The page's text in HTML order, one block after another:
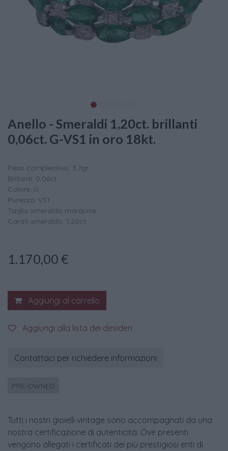
Anello - Smeraldi 1,20ct. brillanti
0,06ct. G-VS1 in oro 18kt.
Peso complessivo: 3,7gr
Brillanti: 0,06ct.
Colore: G
Purezza: VS1
Taglio smeraldo marquise
Carati smeraldo: 1,20ct.
1.170,00 €
Aggiungi al carrello
Aggiungi alla lista dei desideri
Contattaci per richiedere informazioni
PRE-OWNED
Tutti i nostri gioielli vintage sono accompagnati da una
nostra certificazione di autenticità. Ove presenti
vengono allegati i certificati dei più prestigiosi enti di